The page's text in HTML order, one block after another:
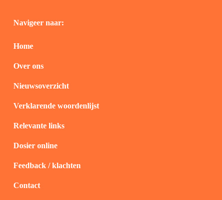
Navigeer naar:
Home
Over ons
Nieuwsoverzicht
Verklarende woordenlijst
Relevante links
Dosier online
Feedback / klachten
Contact